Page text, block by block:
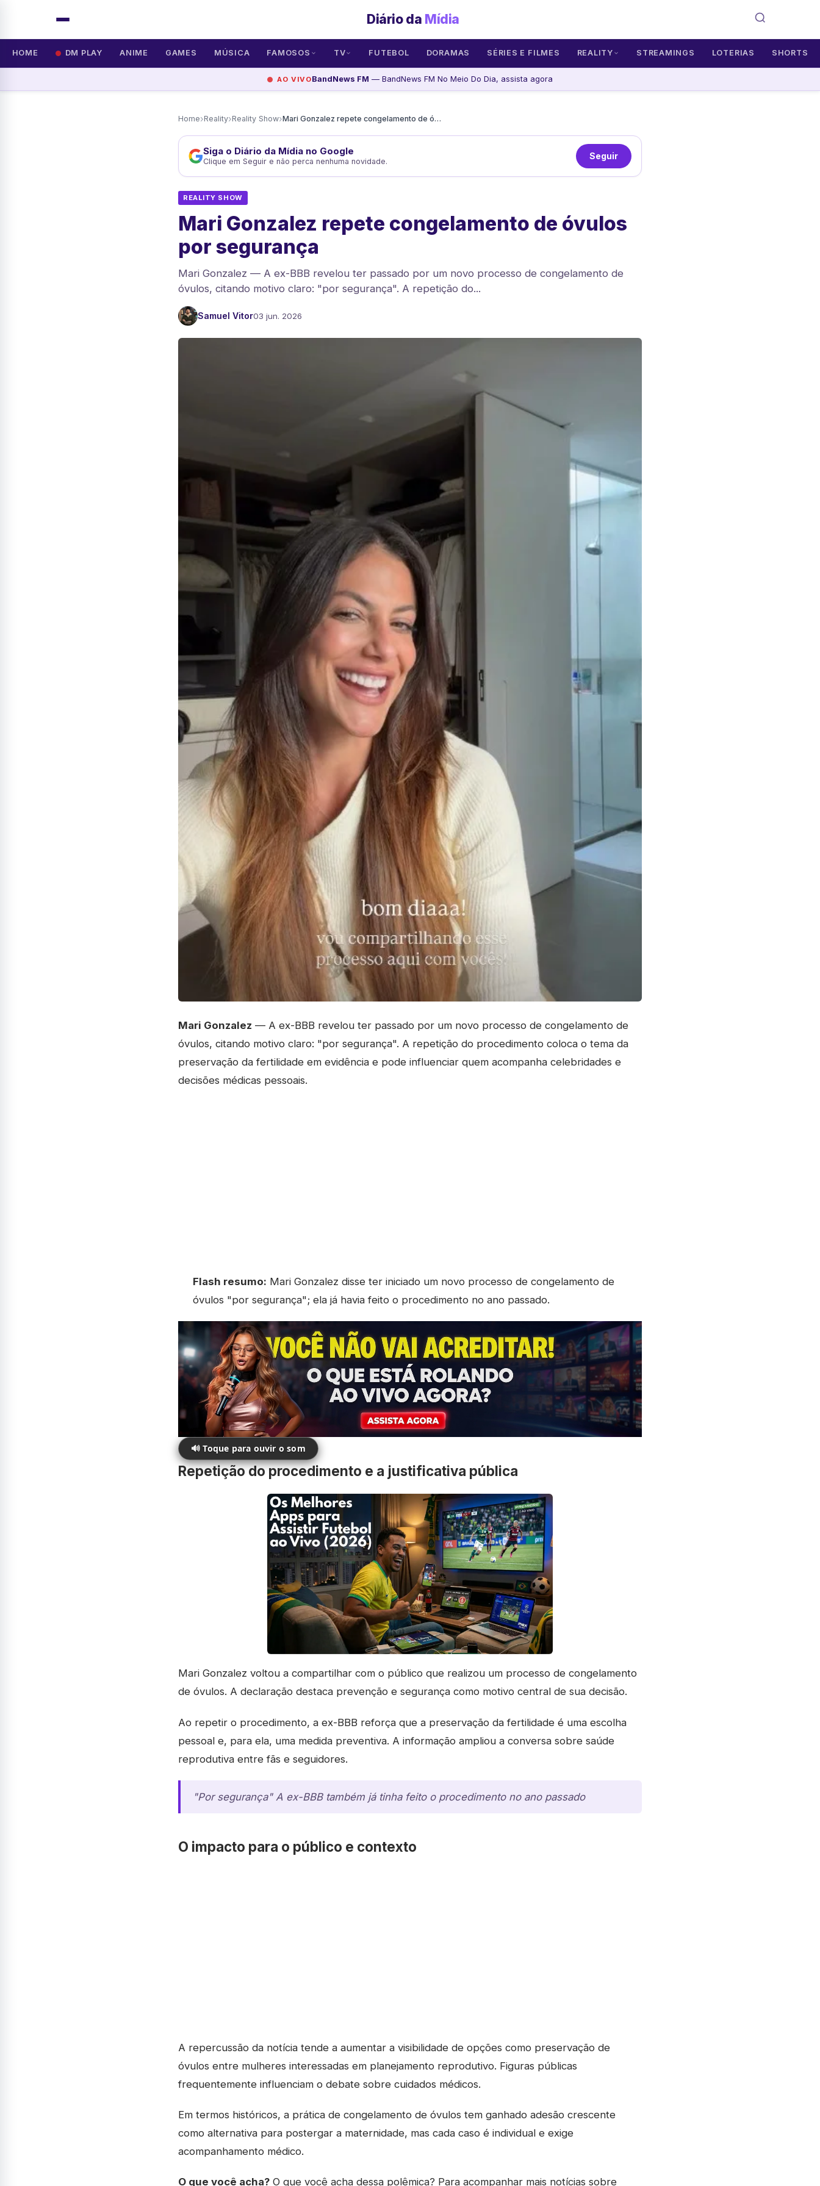
Diário da Mídia
HOME DM PLAY ANIME GAMES MÚSICA FAMOSOS TV FUTEBOL DORAMAS SÉRIES E FILMES REALITY STREAMINGS LOTERIAS SHORTS
AO VIVOBandNews FM — BandNews FM No Meio Do Dia, assista agora
Home›Reality›Reality Show› Mari Gonzalez repete congelamento de óvulos por segurança
Siga o Diário da Mídia no Google
Clique em Seguir e não perca nenhuma novidade.
Seguir
REALITY SHOW
Mari Gonzalez repete congelamento de óvulos
por segurança
Mari Gonzalez — A ex-BBB revelou ter passado por um novo processo de congelamento de
óvulos, citando motivo claro: "por segurança". A repetição do...
Samuel Vitor03 jun. 2026
Mari Gonzalez — A ex-BBB revelou ter passado por um novo processo de congelamento de
óvulos, citando motivo claro: "por segurança". A repetição do procedimento coloca o tema da
preservação da fertilidade em evidência e pode influenciar quem acompanha celebridades e
decisões médicas pessoais.
Flash resumo: Mari Gonzalez disse ter iniciado um novo processo de congelamento de
óvulos "por segurança"; ela já havia feito o procedimento no ano passado.
🔊 Toque para ouvir o som
Repetição do procedimento e a justificativa pública
Mari Gonzalez voltou a compartilhar com o público que realizou um processo de congelamento
de óvulos. A declaração destaca prevenção e segurança como motivo central de sua decisão.
Ao repetir o procedimento, a ex-BBB reforça que a preservação da fertilidade é uma escolha
pessoal e, para ela, uma medida preventiva. A informação ampliou a conversa sobre saúde
reprodutiva entre fãs e seguidores.
"Por segurança" A ex-BBB também já tinha feito o procedimento no ano passado
O impacto para o público e contexto
A repercussão da notícia tende a aumentar a visibilidade de opções como preservação de
óvulos entre mulheres interessadas em planejamento reprodutivo. Figuras públicas
frequentemente influenciam o debate sobre cuidados médicos.
Em termos históricos, a prática de congelamento de óvulos tem ganhado adesão crescente
como alternativa para postergar a maternidade, mas cada caso é individual e exige
acompanhamento médico.
O que você acha? O que você acha dessa polêmica? Para acompanhar mais notícias sobre